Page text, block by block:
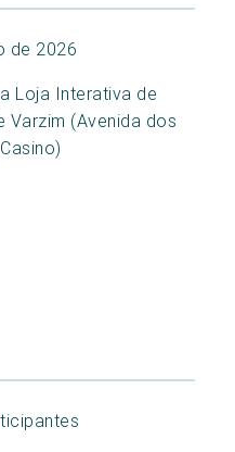
de 2026
Loja Interativa de
Varzim (Avenida dos